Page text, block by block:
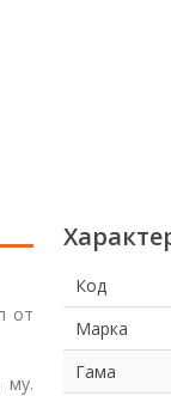
от
му.
Код
Марка
Гама